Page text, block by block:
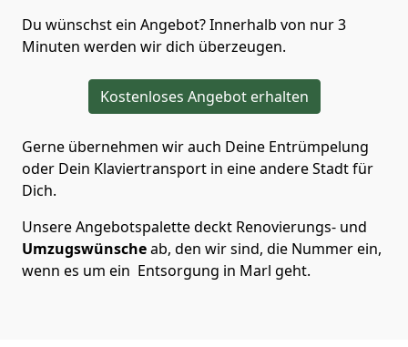
Du wünschst ein Angebot? Innerhalb von nur 3
Minuten werden wir dich überzeugen.
Kostenloses Angebot erhalten
Gerne übernehmen wir auch Deine Entrümpelung
oder Dein Klaviertransport in eine andere Stadt für
Dich.
Unsere Angebotspalette deckt Renovierungs- und
Umzugswünscheab, den wir sind, die Nummer ein,
wenn es um ein Entsorgung in Marl geht.